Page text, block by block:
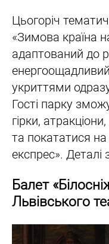
Цьогоріч
«Зимова країна
адаптований до
укриттями
Гості парку
гірки,
та покататися на
експрес». Деталі
Балет
Львівського